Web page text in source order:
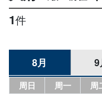
1件
8月 9
周日 周一 周